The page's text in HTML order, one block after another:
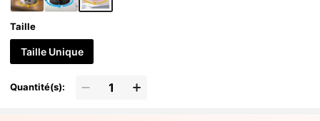
Taille
Taille Unique
Quantité(s):